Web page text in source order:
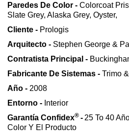
Paredes De Color - Colorcoat
Slate Grey, Alaska Grey, Oyster,
Cliente - Prologis
Arquitecto - Stephen George &
Contratista Principal -
Fabricante De Sistemas - Trimo
Año - 2008
Entorno - Interior
Garantía Confidex® - 25 To 40
Color Y El Producto